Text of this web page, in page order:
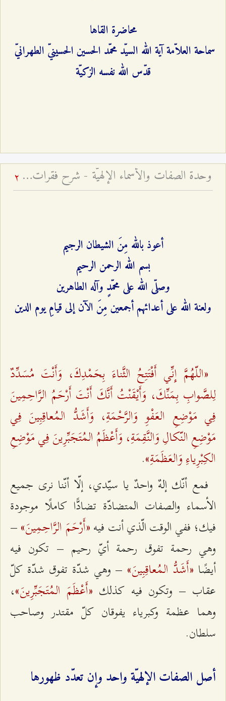
محاضرة القاها
سماحة العلاّمة آية الله السيّد محمّد الحسين الحسينيّ الطهرانيّ
قدّس الله نفسه الزكيّة
وحدة الصفات والأسماء الإلهيّة - شرح فقرات مِن دعاء الافتتاح – الجلسة الثالثة 2
أعوذ بالله مِنَ الشيطان الرجيم
بسم الله الرحمن الرحيم
وصلّى الله على محمّدٍ وآله الطاهرين
ولعنة الله على أعدائهم أجمعين مِنَ الآن إلى قيامِ يوم الدين
«اللّهُمَّ إِنِّي أَفْتَتِحُ الثَّناءَ بِحَمْدِكَ، وَأَنْتَ مُسَدِّدٌ
لِلصَّوابِ بِمَنِّكَ، وَأَيْقَنْتُ أَنَّكَ أَنْتَ أَرْحَمُ الرَّاحِمِينَ
فِي مَوْضِعِ العَفْوِ وَالرَّحْمَةِ، وَأَشَدُّ المُعاقِبِينَ فِي
مَوْضِعِ النّكالِ وَالنَّقِمَةِ، وَأَعْظَمُ المُتَجَبِّرِينَ فِي مَوْضِعِ
الكِبْرِياءِ وَالعَظَمَةِ».
فمع أنّك إلهٌ واحدٌ يا سيّدي، إلّا أنّنا نرى جميع
الأسماء والصفات المتضادّة تضادًّا كاملًا موجودة
فيك؛ ففي الوقت الّذي أنت فيه«أَرْحَمَ الرَّاحِمِينَ»–
وهي رحمة تفوق رحمة أيّ رحيم – تكون فيه
أيضًا «أَشَدُّ المُعاقِبِينَ» – وهي شدّة تفوق شدّة كلّ
عقاب – وتكون فيه كذلك «أَعْظَمَ المُتَجَبِّرِينَ»،
وهما عظمة وكبرياء يفوقان كلّ مقتدر وصاحب
سلطان.
أصل الصفات الإلهيّة واحد وإن تعدّد ظهورها